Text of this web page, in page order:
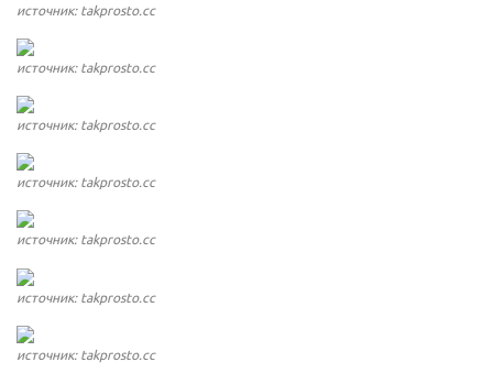
источник: takprosto.cc
источник: takprosto.cc
источник: takprosto.cc
источник: takprosto.cc
источник: takprosto.cc
источник: takprosto.cc
источник: takprosto.cc